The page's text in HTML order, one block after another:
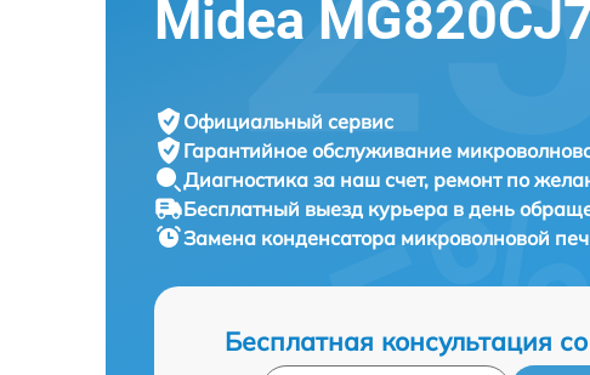
Midea
Официальный сервис
Гарантийное обслуживание
Диагностика за наш счет, ремонт по
Бесплатный выезд курьера в день
Замена конденсатора микроволновой
Бесплатная консультация